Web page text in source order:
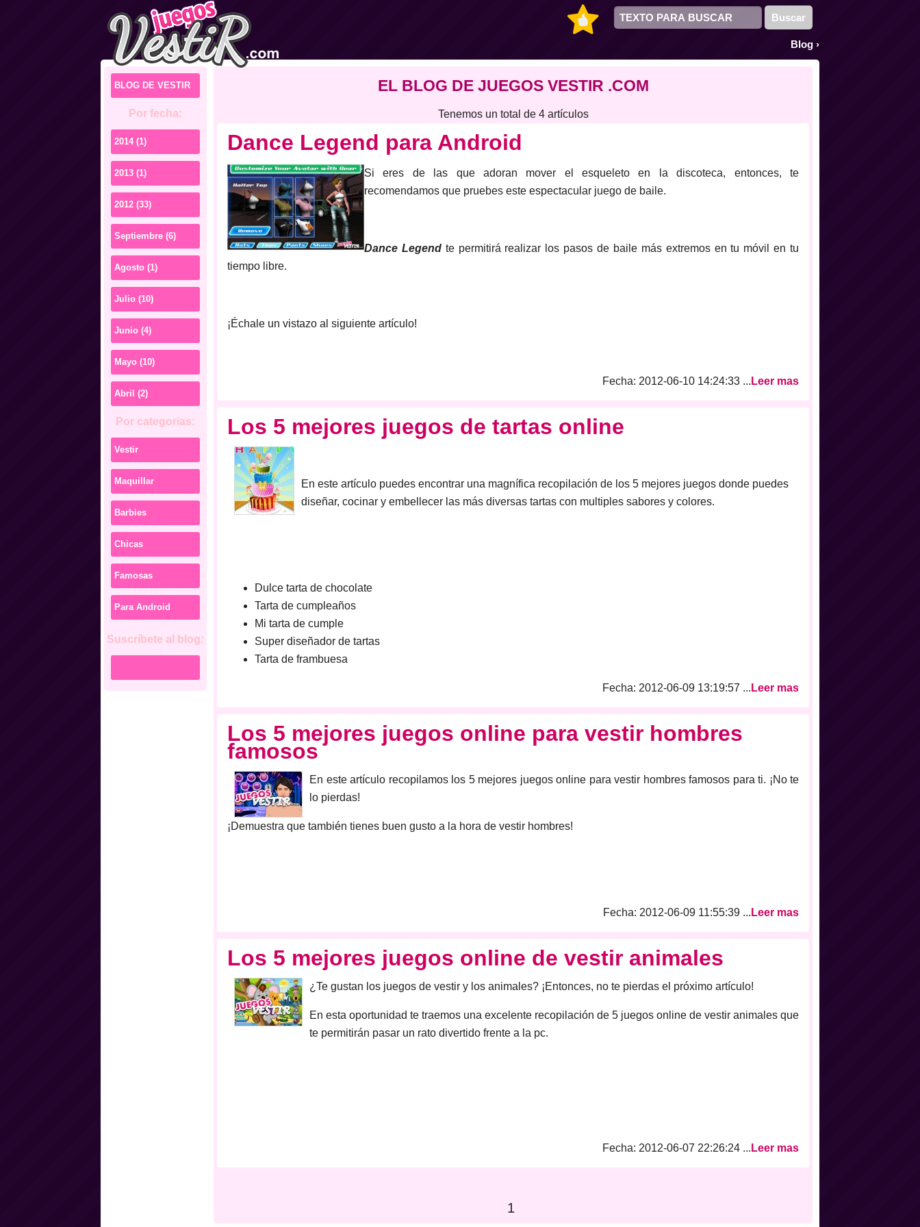
Blog ›
junio
BLOG DE VESTIR
Por fecha:
2014 (1)
2013 (1)
2012 (33)
Septiembre (6)
Agosto (1)
Julio (10)
Junio (4)
Mayo (10)
Abril (2)
Por categorias:
Vestir
Maquillar
Barbies
Chicas
Famosas
Para Android
Suscríbete al blog:
EL BLOG DE JUEGOS VESTIR .COM
Tenemos un total de 4 artículos
Dance Legend para Android
Si eres de las que adoran mover el esqueleto en la discoteca, entonces, te
recomendamos que pruebes este espectacular juego de baile.
Dance Legendte permitirá realizar los pasos de baile más extremos en tu móvil en tu
tiempo libre.
¡Échale un vistazo a l siguiente artículo!
Fecha: 2012-06-10 14:24:33 ... Leer mas
Los 5 mejores juegos de tartas online
En este artículo puedes encontrar una magnífica recopilación de los 5 mejores juegos donde puedes
diseñar, cocinar y embellecer las más diversas tartas con multiples sabores y colores.
Dulce tarta de chocolate
Tarta de cumpleaños
Mi tarta de cumple
Super diseñador de tartas
Tarta de frambuesa
Fecha: 2012-06-09 13:19:57 ... Leer mas
Los 5 mejores juegos online para vestir hombres
famosos
En este artículo recopilamos los 5 mejores juegos online para vestir hombres famosos para ti. ¡No te
lo pierdas!
¡Demuestra que también tienes buen gusto a la hora de vestir hombres!
Fecha: 2012-06-09 11:55:39 ... Leer mas
Los 5 mejores juegos online de vestir animales
¿Te gustan los juegos de vestir y los animales? ¡Entonces, no te pierdas el próximo artículo!
En esta oportunidad te traemos una excelente recopilación de 5 juegos online de vestir animales que
te permitirán pasar un rato divertido frente a la pc.
Fecha: 2012-06-07 22:26:24 ... Leer mas
1